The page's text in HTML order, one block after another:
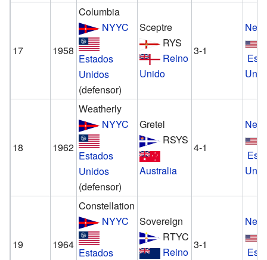
17 1958
Columbia
NYYC
Estados
Unidos
(defensor)
Sceptre
RYS
Reino
Unido
3-1
18 1962
Weatherly
NYYC
Estados
Unidos
(defensor)
Gretel
RSYS
Australia
4-1
19 1964
Constellation
NYYC
Estados
Sovereign
RTYC
Reino
3-1